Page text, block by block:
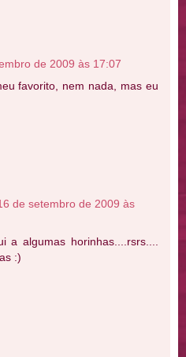
de 2009 às 17:07
favorito, nem nada, mas eu
de setembro de 2009 às
a algumas horinhas....rsrs....
:)